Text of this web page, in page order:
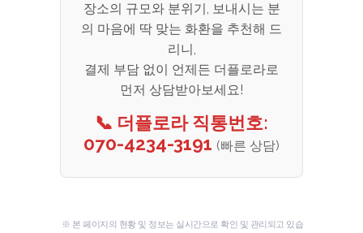
장소의 규모와 분위기, 보내시는 분
의 마음에 딱 맞는 화환을 추천해 드
리니,
결제 부담 없이 언제든 더플로라로
먼저 상담받아보세요!
📞 더플로라 직통번호:
070-4234-3191 (빠른 상담)
※ 본 페이지의 현황 및 정보는 실시간으로 확인 및 관리되고 있습